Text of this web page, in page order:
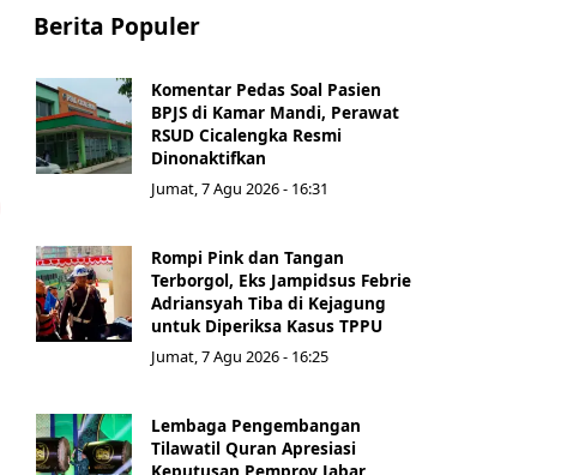
Berita Populer
Komentar Pedas Soal Pasien
BPJS di Kamar Mandi, Perawat
RSUD Cicalengka Resmi
Dinonaktifkan
Jumat, 7 Agu 2026 - 16:31
Rompi Pink dan Tangan
Terborgol, Eks Jampidsus Febrie
Adriansyah Tiba di Kejagung
untuk Diperiksa Kasus TPPU
Jumat, 7 Agu 2026 - 16:25
Lembaga Pengembangan
Tilawatil Quran Apresiasi